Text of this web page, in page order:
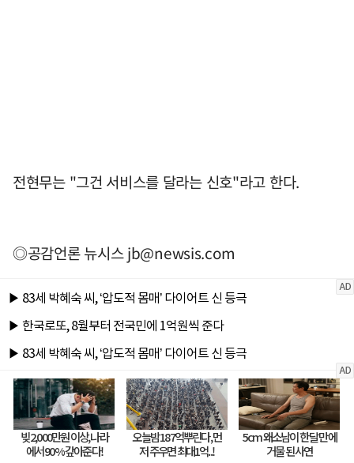
전현무는 "그건 서비스를 달라는 신호"라고 한다.
◎공감언론 뉴시스jb@newsis.com